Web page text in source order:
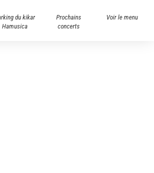
du kikar
Hamusica
Prochains
concerts
Voir le menu